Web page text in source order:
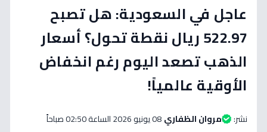
عاجل في السعودية: هل تصبح
522.97 ريال نقطة تحول؟ أسعار
الذهب تصعد اليوم رغم انخفاض
الأوقية عالمياً!
نشر: مروان الظفاري08 يونيو 2026 الساعة 02:50 صباحاً